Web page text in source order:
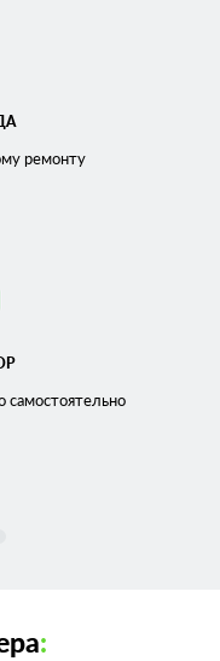
ремонту
самостоятельно
: